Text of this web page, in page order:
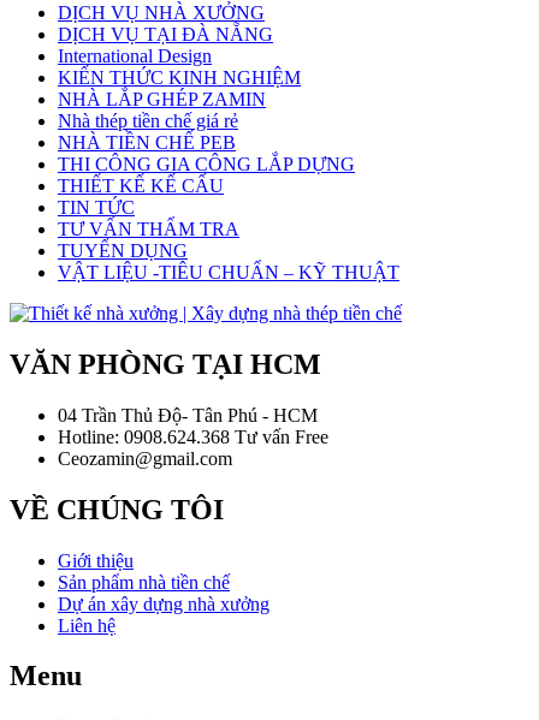
DỊCH VỤ NHÀ XƯỞNG
DỊCH VỤ TẠI ĐÀ NẴNG
International Design
KIẾN THỨC KINH NGHIỆM
NHÀ LẮP GHÉP ZAMIN
Nhà thép tiền chế giá rẻ
NHÀ TIỀN CHẾ PEB
THI CÔNG GIA CÔNG LẮP DỰNG
THIẾT KẾ KẾ CẤU
TIN TỨC
TƯ VẤN THẨM TRA
TUYỂN DỤNG
VẬT LIỆU -TIÊU CHUẨN – KỸ THUẬT
VĂN PHÒNG TẠI HCM
04 Trần Thủ Độ- Tân Phú - HCM
Hotline: 0908.624.368 Tư vấn Free
Ceozamin@gmail.com
VỀ CHÚNG TÔI
Giới thiệu
Sản phẩm nhà tiền chế
Dự án xây dựng nhà xưởng
Liên hệ
Menu